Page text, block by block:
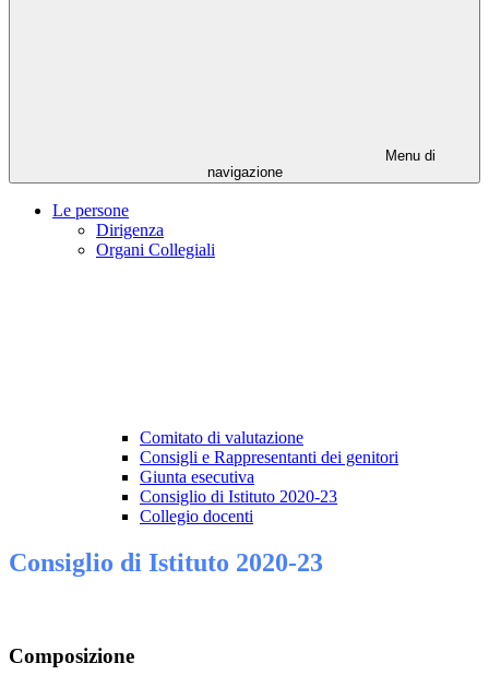
Menu di
navigazione
Le persone
Dirigenza
Organi Collegiali
Comitato di valutazione
Consigli e Rappresentanti dei genitori
Giunta esecutiva
Consiglio di Istituto 2020-23
Collegio docenti
Consiglio di Istituto 2020-23
Composizione